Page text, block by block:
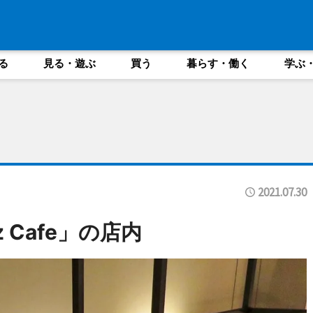
見る・遊ぶ 買う 暮らす・働く 学ぶ
2021.07.30
」の店内